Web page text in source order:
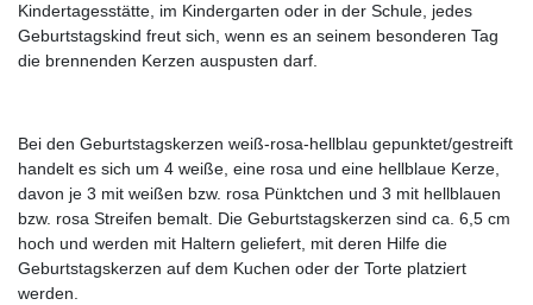
Kindertagesstätte, im Kindergarten oder in der Schule, jedes
Geburtstagskind freut sich, wenn es an seinem besonderen Tag
die brennenden Kerzen auspusten darf.
Bei den Geburtstagskerzen weiß-rosa-hellblau gepunktet/gestreift
handelt es sich um 4 weiße, eine rosa und eine hellblaue Kerze,
davon je 3 mit weißen bzw. rosa Pünktchen und 3 mit hellblauen
bzw. rosa Streifen bemalt. Die Geburtstagskerzen sind ca. 6,5 cm
hoch und werden mit Haltern geliefert, mit deren Hilfe die
Geburtstagskerzen auf dem Kuchen oder der Torte platziert
werden.